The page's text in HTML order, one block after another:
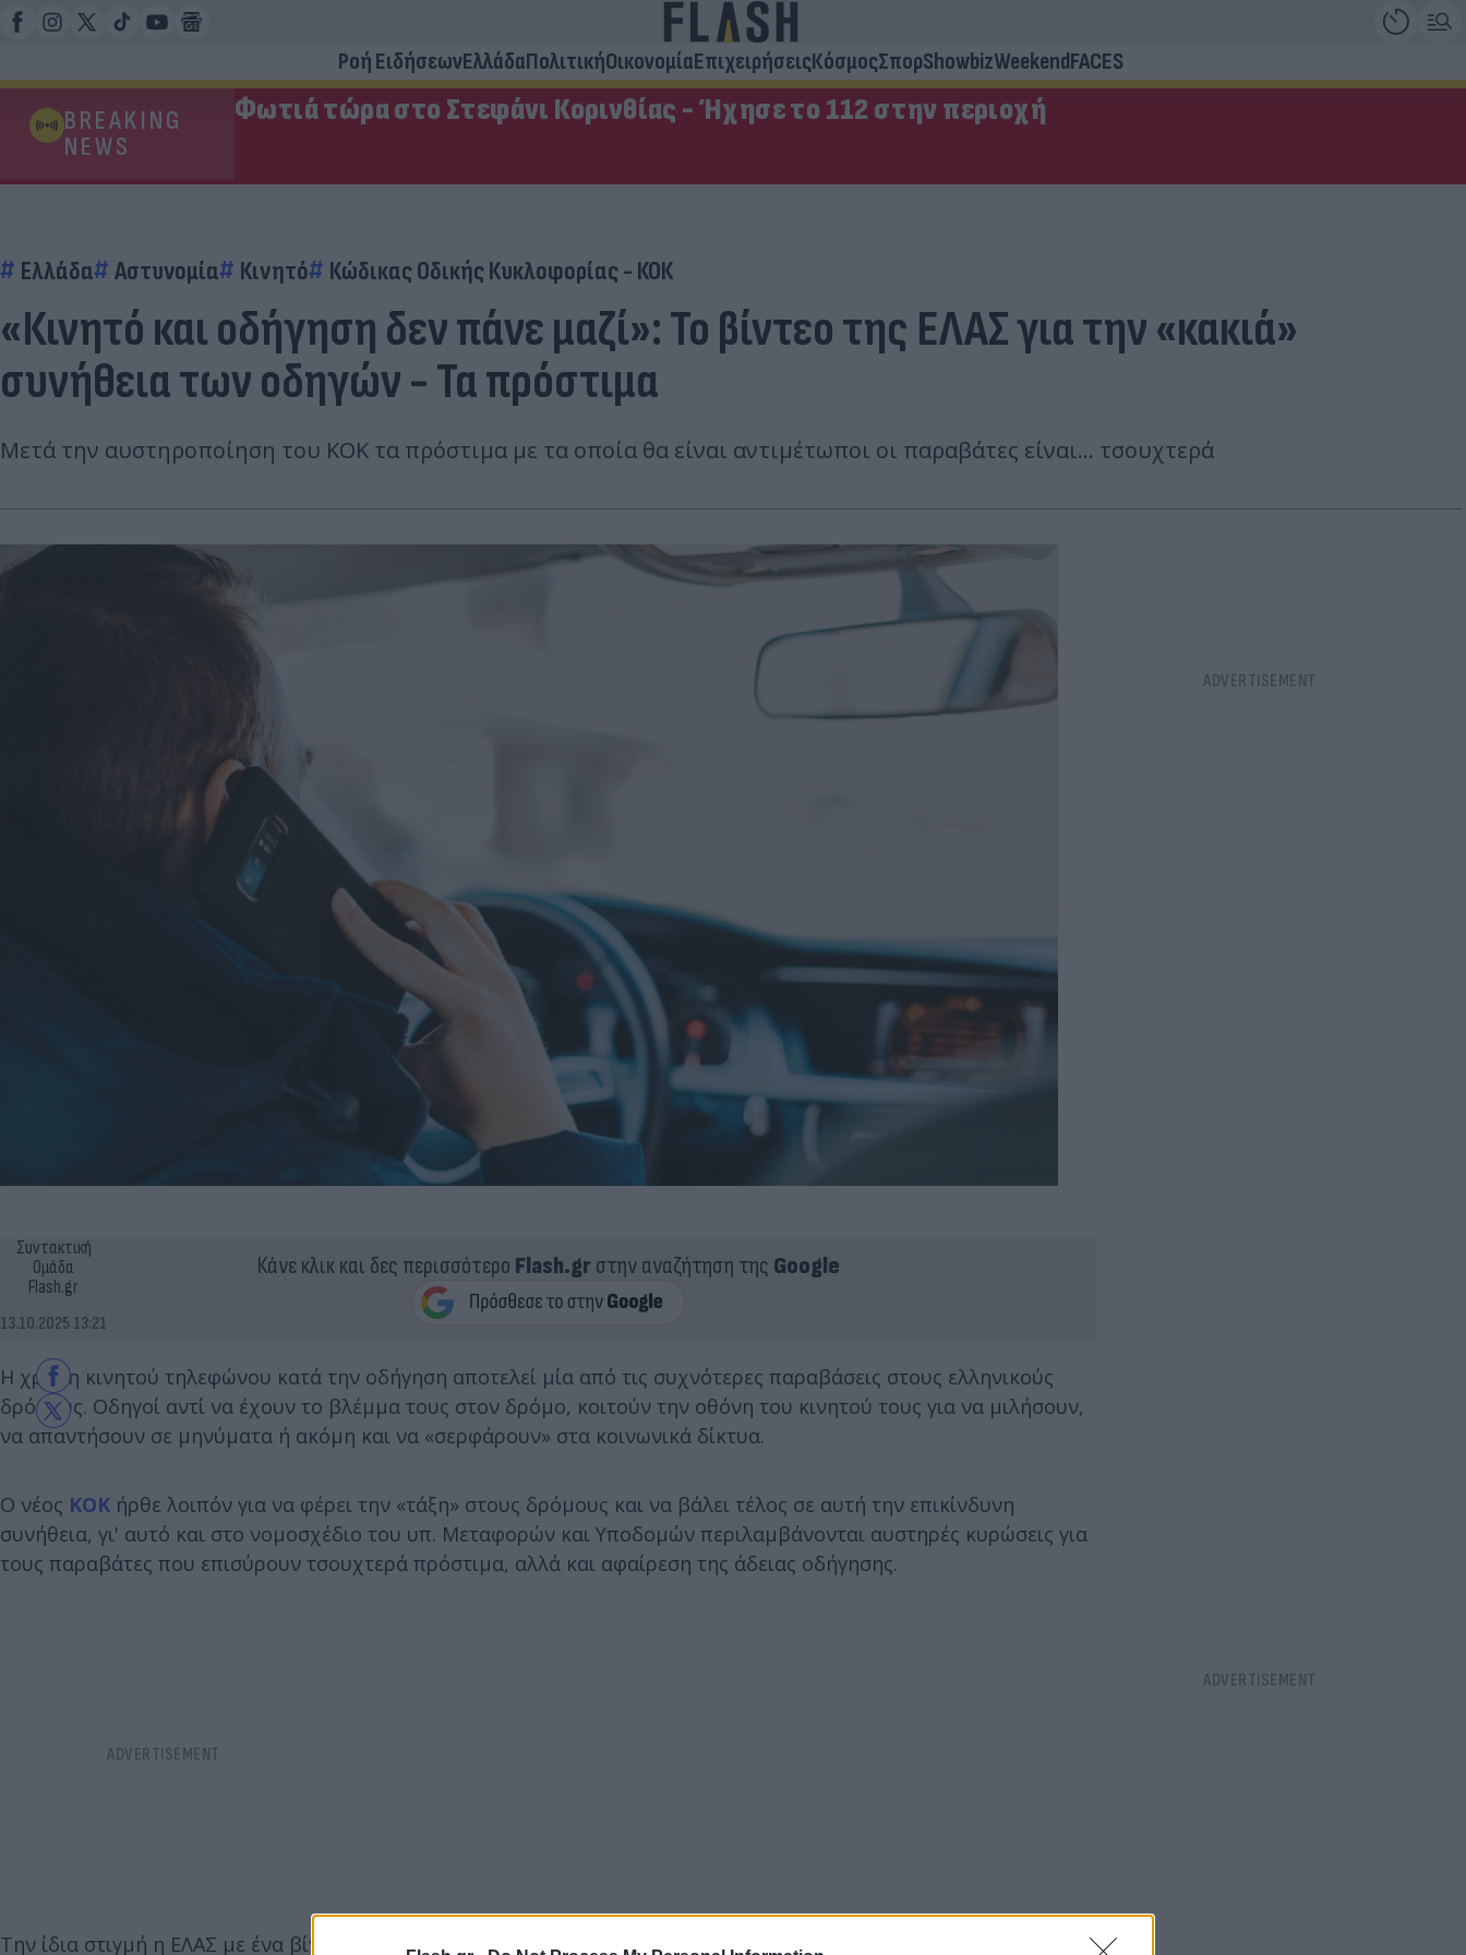
Ροή ΕιδήσεωνΕλλάδαΠολιτικήΟικονομίαΕπιχειρήσειςΚόσμοςΣπορShowbizWeekendFACES
BREAKING
NEWS
Φωτιά τώρα στο Στεφάνι Κορινθίας - Ήχησε το 112 στην περιοχή
Ελλάδα Αστυνομία Κινητό Κώδικας Οδικής Κυκλοφορίας - ΚΟΚ
«Κινητό και οδήγηση δεν πάνε μαζί»: Το βίντεο της ΕΛΑΣ για την «κακιά»
συνήθεια των οδηγών - Τα πρόστιμα
Μετά την αυστηροποίηση του ΚΟΚ τα πρόστιμα με τα οποία θα είναι αντιμέτωποι οι παραβάτες είναι... τσουχτερά
Συντακτική
Ομάδα
Flash.gr
13.10.2025 13:21
Κάνε κλικ και δες περισσότερο Flash.grστην αναζήτηση της Google
Η χρήση κινητού τηλεφώνου κατά την οδήγηση αποτελεί μία από τις συχνότερες παραβάσεις στους ελληνικούς
δρόμους. Οδηγοί αντί να έχουν το βλέμμα τους στον δρόμο, κοιτούν την οθόνη του κινητού τους για να μιλήσουν,
να απαντήσουν σε μηνύματα ή ακόμη και να «σερφάρουν» στα κοινωνικά δίκτυα.
Ο νέος ΚΟΚ ήρθε λοιπόν για να φέρει την «τάξη» στους δρόμους και να βάλει τέλος σε αυτή την επικίνδυνη
συνήθεια, γι' αυτό και στο νομοσχέδιο του υπ. Μεταφορών και Υποδομών περιλαμβάνονται αυστηρές κυρώσεις για
τους παραβάτες που επισύρουν τσουχτερά πρόστιμα, αλλά και αφαίρεση της άδειας οδήγησης.
Την ίδια στιγμή η ΕΛΑΣ με ένα βίντεο στα social media στέλνει το δικό της μήνυμα και υπενθυμίζει στους οδηγούς